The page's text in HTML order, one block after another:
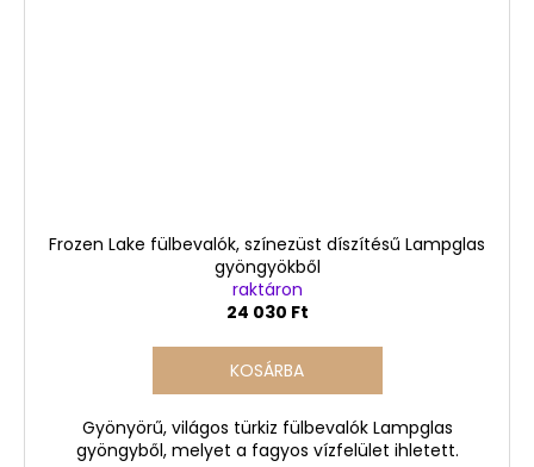
Frozen Lake fülbevalók, színezüst díszítésű Lampglas
gyöngyökből
raktáron
24 030 Ft
KOSÁRBA
Gyönyörű, világos türkiz fülbevalók Lampglas
gyöngyből, melyet a fagyos vízfelület ihletett.